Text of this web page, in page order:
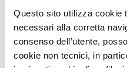
Questo sito utilizza cookie
necessari alla corretta
consenso dell’utente,
cookie non tecnici, in